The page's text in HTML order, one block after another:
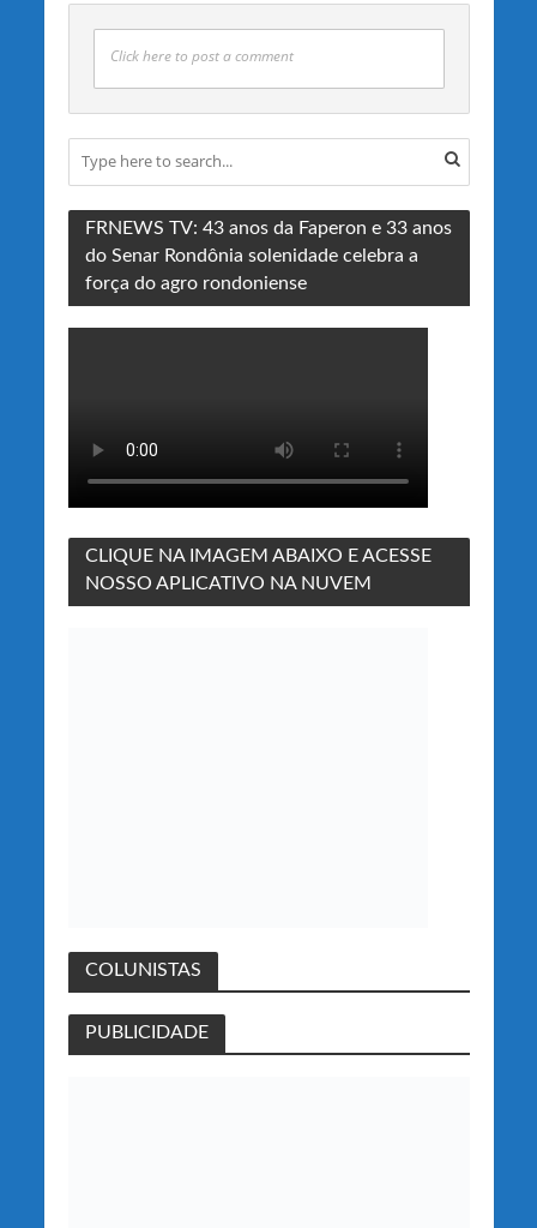
Click here to post a comment
FRNEWS TV: 43 anos da Faperon e 33 anos
do Senar Rondônia solenidade celebra a
força do agro rondoniense
CLIQUE NA IMAGEM ABAIXO E ACESSE
NOSSO APLICATIVO NA NUVEM
COLUNISTAS
PUBLICIDADE